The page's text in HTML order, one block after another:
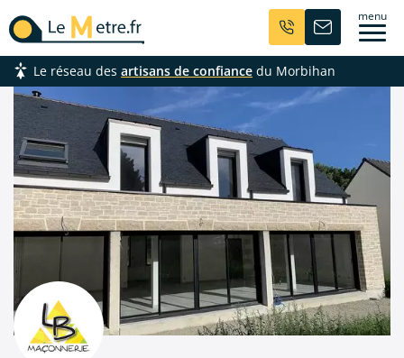
Aller
au
contenu
principal
menu
Le réseau des artisans de confiance du Morbihan